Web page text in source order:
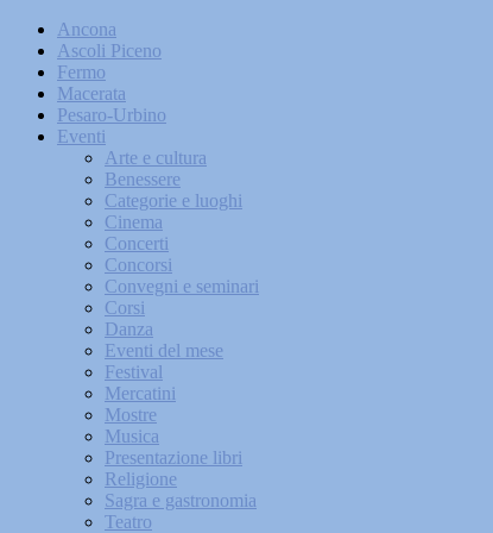
Ancona
Ascoli Piceno
Fermo
Macerata
Pesaro-Urbino
Eventi
Arte e cultura
Benessere
Categorie e luoghi
Cinema
Concerti
Concorsi
Convegni e seminari
Corsi
Danza
Eventi del mese
Festival
Mercatini
Mostre
Musica
Presentazione libri
Religione
Sagra e gastronomia
Teatro